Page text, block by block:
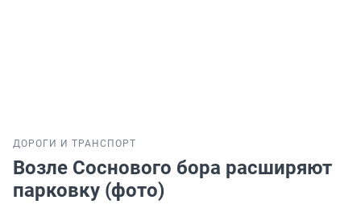
ДОРОГИ И ТРАНСПОРТ
Возле Соснового бора расширяют
парковку (фото)